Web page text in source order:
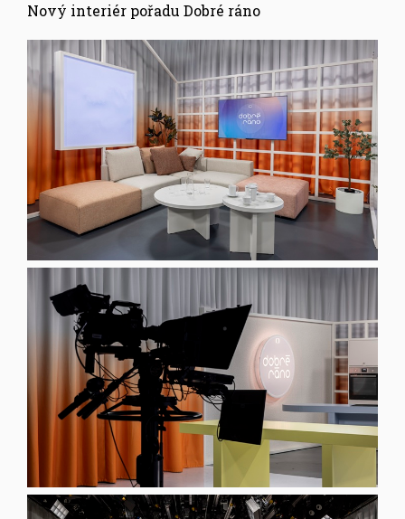
Nový interiér pořadu Dobré ráno